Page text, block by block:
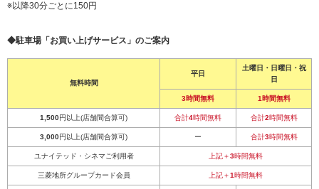
※以降30分ごとに150円
◆駐車場「お買い上げサービス」のご案内
無料時間
平日
土曜日・日曜日・祝
日
3時間無料 1時間無料
1,500円以上(店舗間合算可) 合計4時間無料 合計2時間無料
3,000円以上(店舗間合算可) ー 合計3時間無料
ユナイテッド・シネマご利用者 上記＋3時間無料
三菱地所グループカード会員 上記＋1時間無料